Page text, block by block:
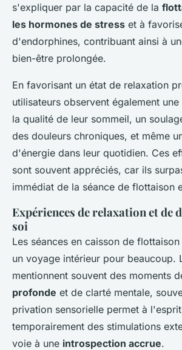
s'expliquer par la capacité de la
les hormones de stress et à
d'endorphines, contribuant ainsi à
bien-être prolongée.
En favorisant un état de relaxation
utilisateurs observent également
la qualité de leur sommeil, un
des douleurs chroniques, et même
d'énergie dans leur quotidien. Ces
sont souvent appréciés, car ils
immédiat de la séance de flottaison
Expériences de relaxation et de
soi
Les séances en caisson de
un voyage intérieur pour beaucoup.
mentionnent souvent des moments
profonde et de clarté mentale,
privation sensorielle permet à
temporairement des stimulations
voie à une introspection accrue.